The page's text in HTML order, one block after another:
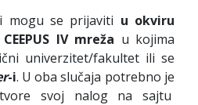
mogu se prijaviti u okviru
CEEPUS IVmreža u kojima
univerzitet/fakultet ili se
-i. U oba slučaja potrebno je
svoj nalog na sajtu